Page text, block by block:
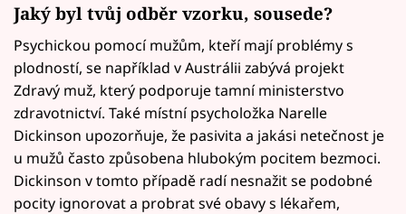
Jaký byl tvůj odběr vzorku, sousede?
Psychickou pomocí mužům, kteří mají problémy s
plodností, se například v Austrálii zabývá projekt
Zdravý muž, který podporuje tamní ministerstvo
zdravotnictví. Také místní psycholožka Narelle
Dickinson upozorňuje, že pasivita a jakási netečnost je
u mužů často způsobena hlubokým pocitem bezmoci.
Dickinson v tomto případě radí nesnažit se podobné
pocity ignorovat a probrat své obavy s lékařem,